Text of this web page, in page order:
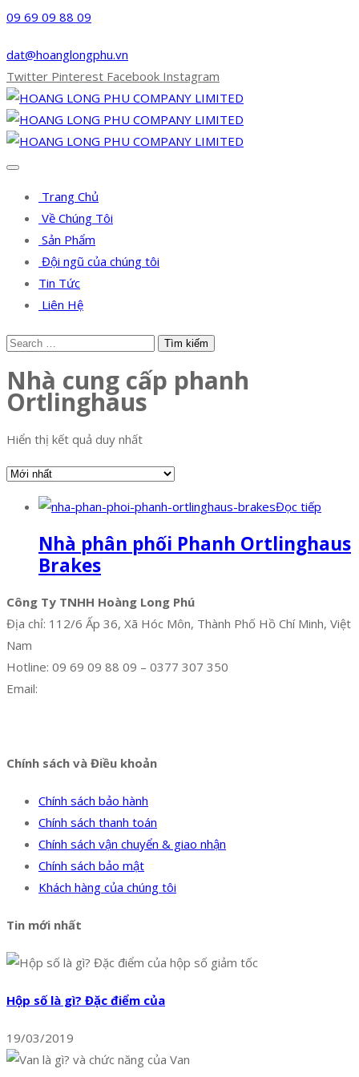
09 69 09 88 09
dat@hoanglongphu.vn
Twitter Pinterest Facebook Instagram
Trang Chủ
Về Chúng Tôi
Sản Phẩm
Đội ngũ của chúng tôi
Tin Tức
Liên Hệ
Nhà cung cấp phanh
Ortlinghaus
Hiển thị kết quả duy nhất
Đọc tiếp
Nhà phân phối Phanh Ortlinghaus
Brakes
Công Ty TNHH Hoàng Long Phú
Địa chỉ: 112/6 Ấp 36, Xã Hóc Môn, Thành Phố Hồ Chí Minh, Việt
Nam
Hotline: 09 69 09 88 09 – 0377 307 350
Email:
Chính sách và Điều khoản
Chính sách bảo hành
Chính sách thanh toán
Chính sách vận chuyển & giao nhận
Chính sách bảo mật
Khách hàng của chúng tôi
Tin mới nhất
Hộp số là gì? Đặc điểm của
19/03/2019